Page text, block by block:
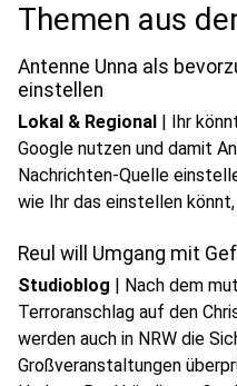
Themen aus
Antenne Unna als
einstellen
Lokal & Regional | Ihr
Google nutzen und damit
Nachrichten-Quelle
wie Ihr das einstellen könnt,
Reul will Umgang mit
Studioblog | Nach dem
Terroranschlag auf den
werden auch in NRW die
Großveranstaltungen